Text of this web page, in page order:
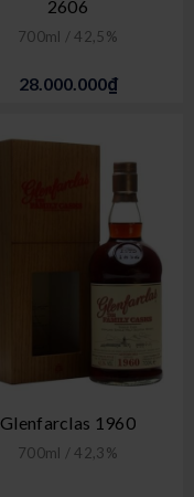
2606
700ml / 42,5%
28.000.000₫
Glenfarclas 1960
700ml / 42,3%